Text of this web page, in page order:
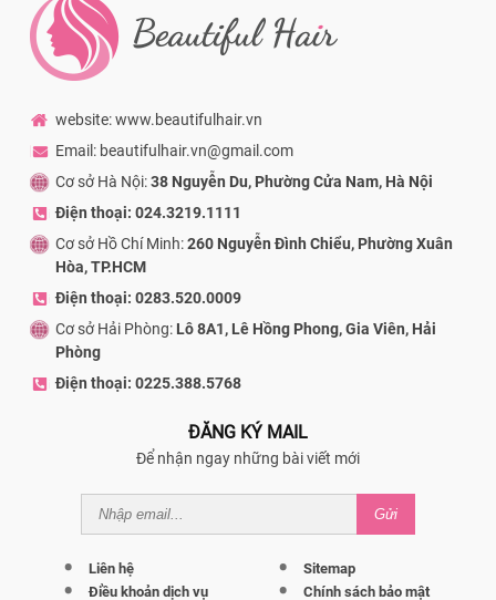
website: www.beautifulhair.vn
Email: beautifulhair.vn@gmail.com
Cơ sở Hà Nội:38 Nguyễn Du, Phường Cửa Nam, Hà Nội
Điện thoại: 024.3219.1111
Cơ sở Hồ Chí Minh:260 Nguyễn Đình Chiểu, Phường Xuân
Hòa, TP.HCM
Điện thoại: 0283.520.0009
Cơ sở Hải Phòng: Lô 8A1, Lê Hồng Phong, Gia Viên, Hải
Phòng
Điện thoại: 0225.388.5768
ĐĂNG KÝ MAIL
Để nhận ngay những bài viết mới
Gửi
Liên hệ
Sitemap
Điều khoản dịch vụ
Chính sách bảo mật